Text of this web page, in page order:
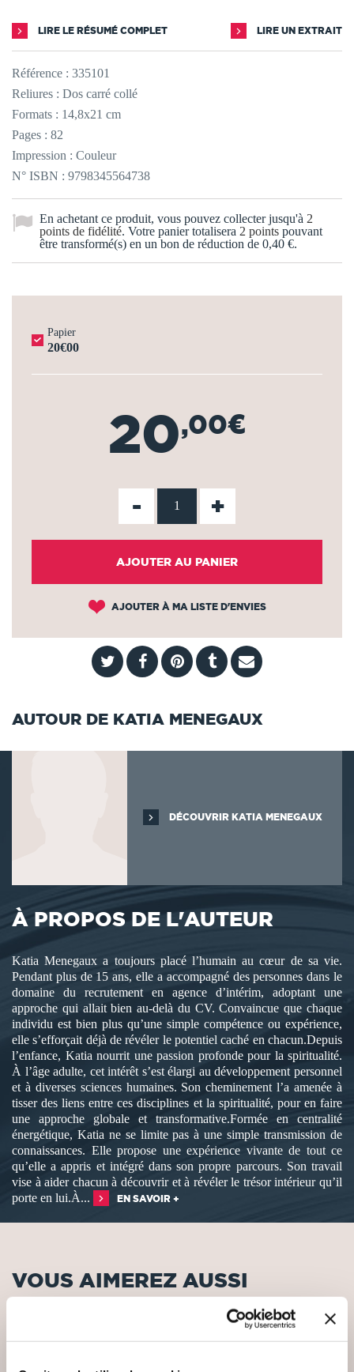
LIRE LE RÉSUMÉ COMPLET LIRE UN EXTRAIT
Référence : 335101
Reliures : Dos carré collé
Formats : 14,8x21 cm
Pages : 82
Impression : Couleur
N° ISBN : 9798345564738
En achetant ce produit, vous pouvez collecter jusqu'à 2
points de fidélité. Votre panier totalisera 2 points pouvant
être transformé(s) en un bon de réduction de 0,40 €.
Papier
20€00
20,00€
- +
AJOUTER AU PANIER
AJOUTER À MA LISTE D'ENVIES
AUTOUR DE KATIA MENEGAUX
DÉCOUVRIR KATIA MENEGAUX
À PROPOS DE L'AUTEUR
Katia Menegaux a toujours placé l’humain au cœur de sa vie.
Pendant plus de 15 ans, elle a accompagné des personnes dans le
domaine du recrutement en agence d’intérim, adoptant une
approche qui allait bien au-delà du CV. Convaincue que chaque
individu est bien plus qu’une simple compétence ou expérience,
elle s’efforçait déjà de révéler le potentiel caché en chacun.Depuis
l’enfance, Katia nourrit une passion profonde pour la spiritualité.
À l’âge adulte, cet intérêt s’est élargi au développement personnel
et à diverses sciences humaines. Son cheminement l’a amenée à
tisser des liens entre ces disciplines et la spiritualité, pour en faire
une approche globale et transformative.Formée en centralité
énergétique, Katia ne se limite pas à une simple transmission de
connaissances. Elle propose une expérience vivante de tout ce
qu’elle a appris et intégré dans son propre parcours. Son travail
vise à aider chacun à découvrir et à révéler le trésor intérieur qu’il
porte en lui.À...
EN SAVOIR +
VOUS AIMEREZ AUSSI